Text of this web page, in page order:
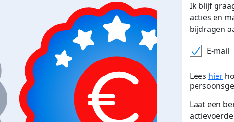
Ik blijf
acties en
bijdragen
E-mail
Lees hier
Laat een